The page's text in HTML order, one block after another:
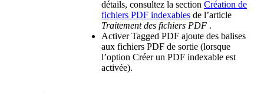
détails, consultez la section Création de
fichiers PDF indexables de l’article
Traitement des fichiers PDF .
Activer Tagged PDF ajoute des balises
aux fichiers PDF de sortie (lorsque
l’option Créer un PDF indexable est
activée).